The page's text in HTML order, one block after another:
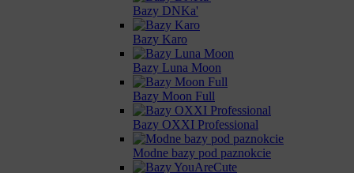
Bazy DNKa'
Bazy Karo
Bazy Luna Moon
Bazy Moon Full
Bazy OXXI Professional
Modne bazy pod paznokcie